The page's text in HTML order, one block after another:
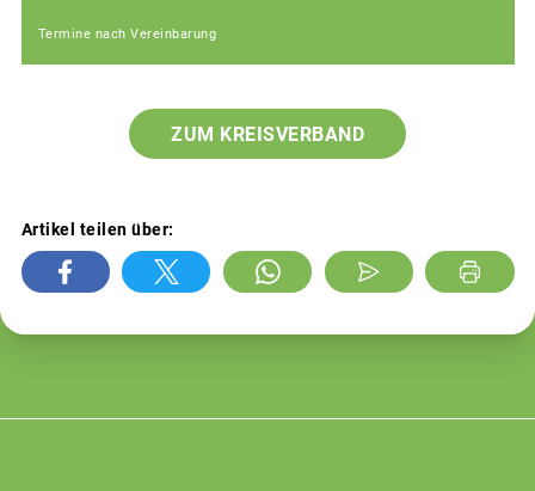
Termine nach Vereinbarung
ZUM KREISVERBAND
Artikel teilen über: